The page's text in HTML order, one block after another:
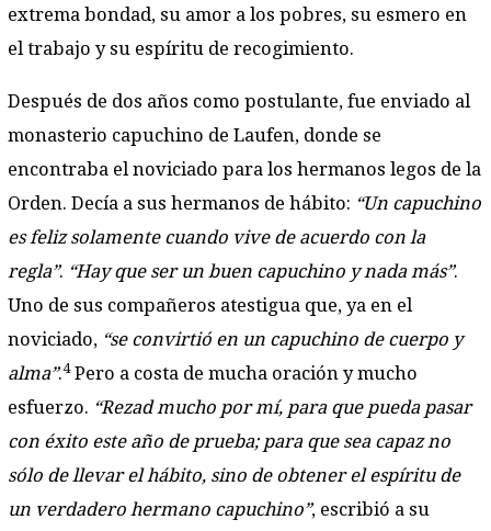
extrema bondad, su amor a los pobres, su esmero en
el trabajo y su espíritu de recogimiento.
Después de dos años como postulante, fue enviado al
monasterio capuchino de Laufen, donde se
encontraba el noviciado para los hermanos legos de la
Orden. Decía a sus hermanos de hábito: “Un capuchino
es feliz solamente cuando vive de acuerdo con la
regla”. “Hay que ser un buen capuchino y nada más”.
Uno de sus compañeros atestigua que, ya en el
noviciado, “se convirtió en un capuchino de cuerpo y
alma”.4Pero a costa de mucha oración y mucho
esfuerzo. “Rezad mucho por mí, para que pueda pasar
con éxito este año de prueba; para que sea capaz no
sólo de llevar el hábito, sino de obtener el espíritu de
un verdadero hermano capuchino”, escribió a su